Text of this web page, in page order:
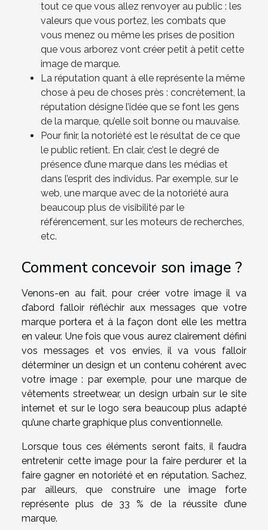
tout ce que vous allez renvoyer au public : les
valeurs que vous portez, les combats que
vous menez ou même les prises de position
que vous arborez vont créer petit à petit cette
image de marque.
La réputation quant à elle représente la même
chose à peu de choses près : concrètement, la
réputation désigne l’idée que se font les gens
de la marque, qu’elle soit bonne ou mauvaise.
Pour finir, la notoriété est le résultat de ce que
le public retient. En clair, c’est le degré de
présence d’une marque dans les médias et
dans l’esprit des individus. Par exemple, sur le
web, une marque avec de la notoriété aura
beaucoup plus de visibilité par le
référencement, sur les moteurs de recherches,
etc.
Comment concevoir son image ?
Venons-en au fait, pour créer votre image il va
d’abord falloir réfléchir aux messages que votre
marque portera et à la façon dont elle les mettra
en valeur. Une fois que vous aurez clairement défini
vos messages et vos envies, il va vous falloir
déterminer un design et un contenu cohérent avec
votre image : par exemple, pour une marque de
vêtements streetwear, un design urbain sur le site
internet et sur le logo sera beaucoup plus adapté
qu’une charte graphique plus conventionnelle.
Lorsque tous ces éléments seront faits, il faudra
entretenir cette image pour la faire perdurer et la
faire gagner en notoriété et en réputation. Sachez,
par ailleurs, que construire une image forte
représente plus de 33 % de la réussite d’une
marque.